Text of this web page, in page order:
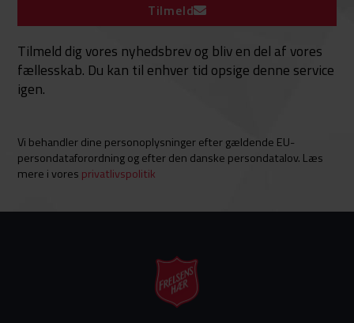
Tilmeld
Tilmeld dig vores nyhedsbrev og bliv en del af vores
fællesskab. Du kan til enhver tid opsige denne service
igen.
Vi behandler dine personoplysninger efter gældende EU-
persondataforordning og efter den danske persondatalov. Læs
mere i vores privatlivspolitik